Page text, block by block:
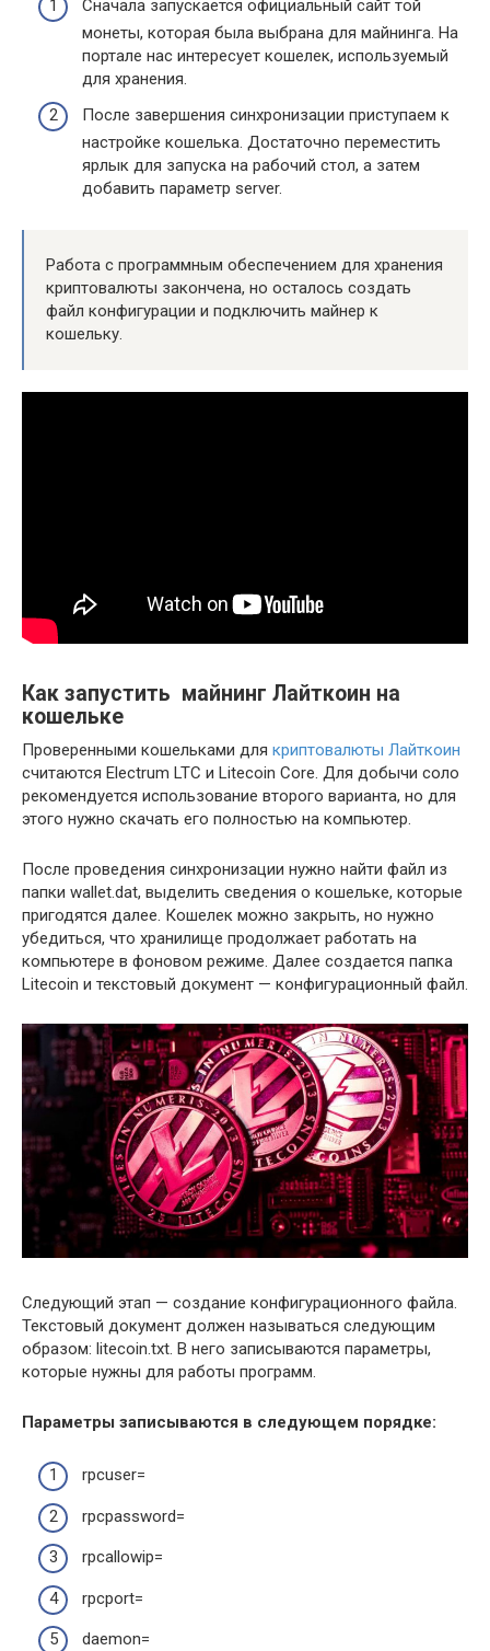
Сначала запускается официальный сайт той
монеты, которая была выбрана для майнинга. На
портале нас интересует кошелек, используемый
для хранения.
После завершения синхронизации приступаем к
настройке кошелька. Достаточно переместить
ярлык для запуска на рабочий стол, а затем
добавить параметр server.
Работа с программным обеспечением для хранения
криптовалюты закончена, но осталось создать
файл конфигурации и подключить майнер к
кошельку.
Как запустить майнинг Лайткоин на
кошельке
Проверенными кошельками для криптовалюты Лайткоин
считаются Electrum LTC и Litecoin Core. Для добычи соло
рекомендуется использование второго варианта, но для
этого нужно скачать его полностью на компьютер.
После проведения синхронизации нужно найти файл из
папки wallet.dat, выделить сведения о кошельке, которые
пригодятся далее. Кошелек можно закрыть, но нужно
убедиться, что хранилище продолжает работать на
компьютере в фоновом режиме. Далее создается папка
Litecoin и текстовый документ — конфигурационный файл.
Следующий этап — создание конфигурационного файла.
Текстовый документ должен называться следующим
образом: litecoin.txt. В него записываются параметры,
которые нужны для работы программ.
Параметры записываются в следующем порядке:
rpcuser=
rpcpassword=
rpcallowip=
rpcport=
daemon=